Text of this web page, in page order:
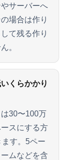
サーバーへ
場合は作り
て残る作り
。
くらかかり
30〜100万
スにする方
す。5ペー
ムなどを含